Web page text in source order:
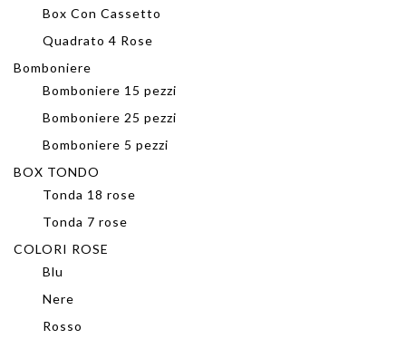
Box Con Cassetto
Quadrato 4 Rose
Bomboniere
Bomboniere 15 pezzi
Bomboniere 25 pezzi
Bomboniere 5 pezzi
BOX TONDO
Tonda 18 rose
Tonda 7 rose
COLORI ROSE
Blu
Nere
Rosso